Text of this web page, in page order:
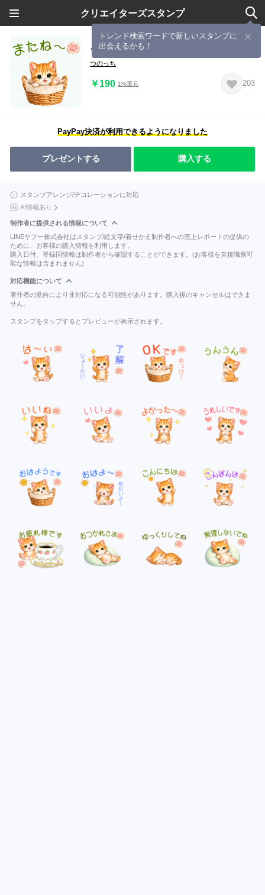
クリエイターズスタンプ
トレンド検索ワードで新しいスタンプに
出会えるかも！
ちび猫みかんの可愛い毎日(肉球付き)
つのっち
￥190 1%還元 203
PayPay決済が利用できるようになりました
プレゼントする 購入する
スタンプアレンジ/デコレーションに対応
AI情報あり
制作者に提供される情報について
LINEヤフー株式会社はスタンプ/絵文字/着せかえ制作者への売上レポートの提供の
ために、お客様の購入情報を利用します。
購入日付、登録国情報は制作者から確認することができます。(お客様を直接識別可
能な情報は含まれません)
対応機能について
著作者の意向により非対応になる可能性があります。購入後のキャンセルはできま
せん。
スタンプをタップするとプレビューが表示されます。